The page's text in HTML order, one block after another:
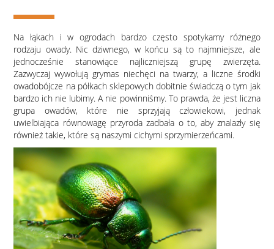
Na łąkach i w ogrodach bardzo często spotykamy różnego
rodzaju owady. Nic dziwnego, w końcu są to najmniejsze, ale
jednocześnie stanowiące najliczniejszą grupę zwierzęta.
Zazwyczaj wywołują grymas niechęci na twarzy, a liczne środki
owadobójcze na półkach sklepowych dobitnie świadczą o tym jak
bardzo ich nie lubimy. A nie powinniśmy. To prawda, że jest liczna
grupa owadów, które nie sprzyjają człowiekowi, jednak
uwielbiająca równowagę przyroda zadbała o to, aby znalazły się
również takie, które są naszymi cichymi sprzymierzeńcami.